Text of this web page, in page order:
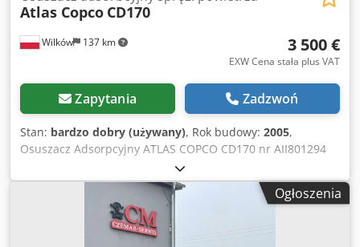
Wilków 137 km
Atlas Copco CD170
3 500 €
EXW Cena stała plus VAT
Zapytania Zadzwoń
Stan: bardzo dobry (używany), Rok budowy: 2005,
Osuszacz Adsorpcyjny ATLAS COPCO CD170 nr AII801294
S014387 11 bar 2005 rok Chodpfx Acozl Uhdozsa 6.12
m3/min NOWE ZŁOŻE!
Ogłoszenia